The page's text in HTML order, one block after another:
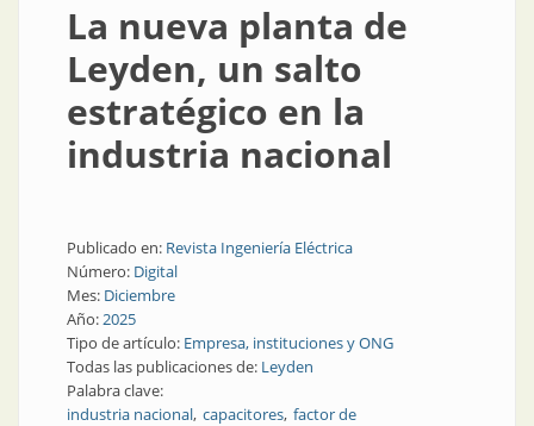
La nueva planta de
Leyden, un salto
estratégico en la
industria nacional
Publicado en: Revista Ingeniería Eléctrica
Número: Digital
Mes: Diciembre
Año:2025
Tipo de artículo: Empresa, instituciones y ONG
Todas las publicaciones de: Leyden
Palabra clave:
industria nacional capacitores factor de